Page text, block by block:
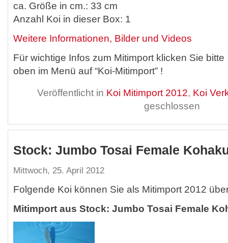
ca. Größe in cm.: 33 cm
Anzahl Koi in dieser Box: 1
Weitere Informationen, Bilder und Videos
Für wichtige Infos zum Mitimport klicken Sie bitte
oben im Menü auf “Koi-Mitimport” !
Veröffentlicht in Koi Mitimport 2012, Koi
geschlossen
Stock: Jumbo Tosai Female
Mittwoch, 25. April 2012
Folgende Koi können Sie als Mitimport 2012
Mitimport aus Stock: Jumbo Tosai Female